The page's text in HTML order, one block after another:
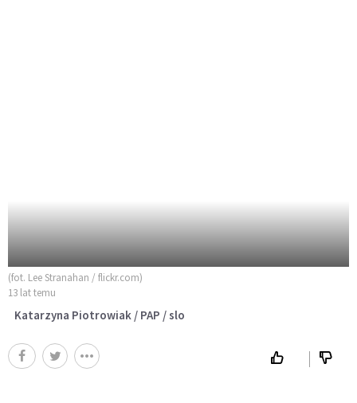
(fot. Lee Stranahan / flickr.com)
13 lat temu
Katarzyna Piotrowiak / PAP / slo